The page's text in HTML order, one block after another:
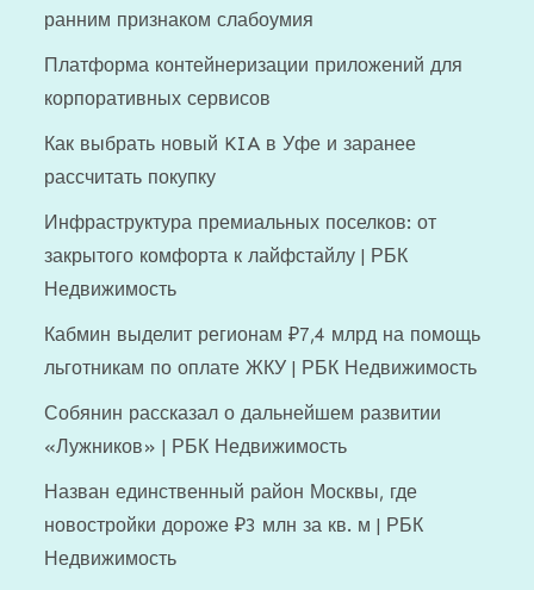
ранним признаком слабоумия
Платформа контейнеризации приложений для
корпоративных сервисов
Как выбрать новый KIA в Уфе и заранее
рассчитать покупку
Инфраструктура премиальных поселков: от
закрытого комфорта к лайфстайлу | РБК
Недвижимость
Кабмин выделит регионам ₽7,4 млрд на помощь
льготникам по оплате ЖКУ | РБК Недвижимость
Собянин рассказал о дальнейшем развитии
«Лужников» | РБК Недвижимость
Назван единственный район Москвы, где
новостройки дороже ₽3 млн за кв. м | РБК
Недвижимость